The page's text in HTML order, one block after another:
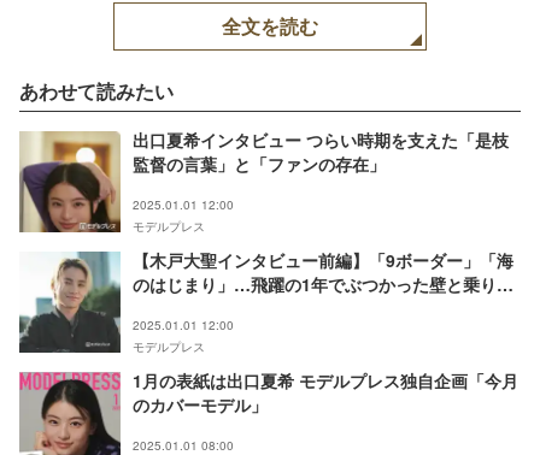
全文を読む
あわせて読みたい
出口夏希インタビュー つらい時期を支えた「是枝
監督の言葉」と「ファンの存在」
2025.01.01 12:00
モデルプレス
【木戸大聖インタビュー前編】「9ボーダー」「海
のはじまり」…飛躍の1年でぶつかった壁と乗り越
2025.01.01 12:00
モデルプレス
1月の表紙は出口夏希 モデルプレス独自企画「今月
のカバーモデル」
2025.01.01 08:00